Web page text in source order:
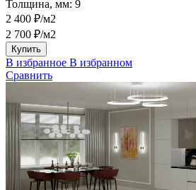
Толщина, мм: 9
2 400 ₽/м2
2 700 ₽/м2
Купить
В избранное В избранном
Сравнить